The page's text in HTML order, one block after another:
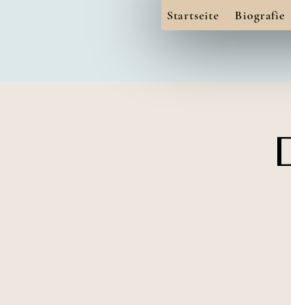
Startseite Biografie